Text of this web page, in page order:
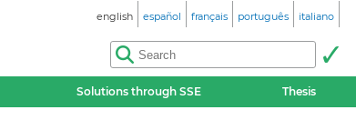
english español français português italiano
Solutions through SSE Thesis